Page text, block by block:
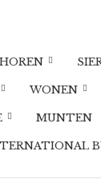
WONEN
MUNTEN